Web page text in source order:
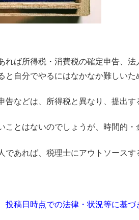
れば所得税・消費税の確定申告、
と自分でやるにはなかなか難しい
告などは、所得税と異なり、提出
ことはないのでしょうが、時間的
であれば、税理士にアウトソース
投稿日時点での法律・状況等に基づ